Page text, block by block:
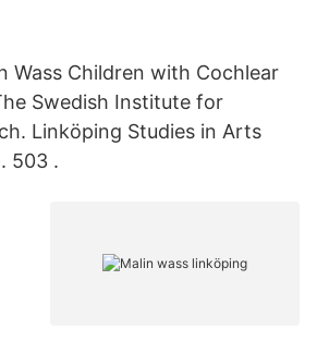
Wass Children with Cochlear
Swedish Institute for
Linköping Studies in Arts
503 .